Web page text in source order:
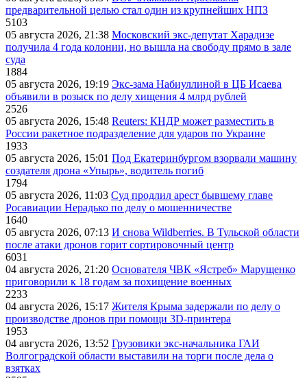
предварительной целью стал один из крупнейших НПЗ
5103
05 августа 2026, 21:38 Московский экс-депутат Харадизе
получила 4 года колонии, но вышла на свободу прямо в зале
суда
1884
05 августа 2026, 19:19 Экс-зама Набиуллиной в ЦБ Исаева
объявили в розыск по делу хищения 4 млрд рублей
2526
05 августа 2026, 15:48 Reuters: КНДР может разместить в
России ракетное подразделение для ударов по Украине
1933
05 августа 2026, 15:01 Под Екатеринбургом взорвали машину
создателя дрона «Упырь», водитель погиб
1794
05 августа 2026, 11:03 Суд продлил арест бывшему главе
Росавиации Нерадько по делу о мошенничестве
1640
05 августа 2026, 07:13 И снова Wildberries. В Тульской области
после атаки дронов горит сортировочный центр
6031
04 августа 2026, 21:20 Основателя ЧВК «Ястреб» Марущенко
приговорили к 18 годам за похищение военных
2233
04 августа 2026, 15:17 Жителя Крыма задержали по делу о
производстве дронов при помощи 3D‑принтера
1953
04 августа 2026, 13:52 Грузовики экс-начальника ГАИ
Волгоградской области выставили на торги после дела о
взятках